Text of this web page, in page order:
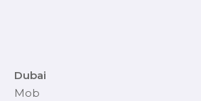
Dubai
Mob